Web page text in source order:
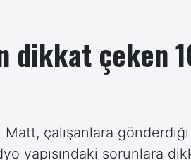
dikkat çeken
çalışanlara
yapısındaki sorunlara